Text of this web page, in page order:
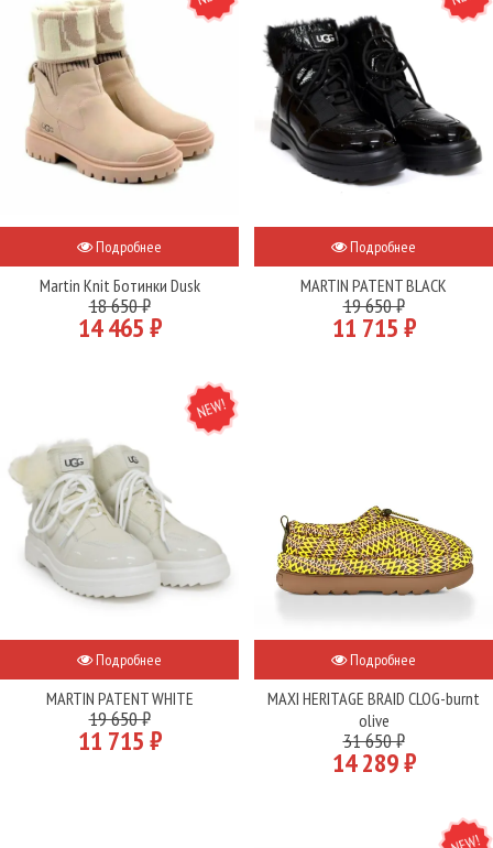
Подробнее
Martin Knit Ботинки Dusk
18 650 ₽
14 465 ₽
Подробнее
MARTIN PATENT BLACK
19 650 ₽
11 715 ₽
NEW
Подробнее
MARTIN PATENT WHITE
19 650 ₽
11 715 ₽
Подробнее
MAXI HERITAGE BRAID CLOG-burnt
olive
31 650 ₽
14 289 ₽
NEW